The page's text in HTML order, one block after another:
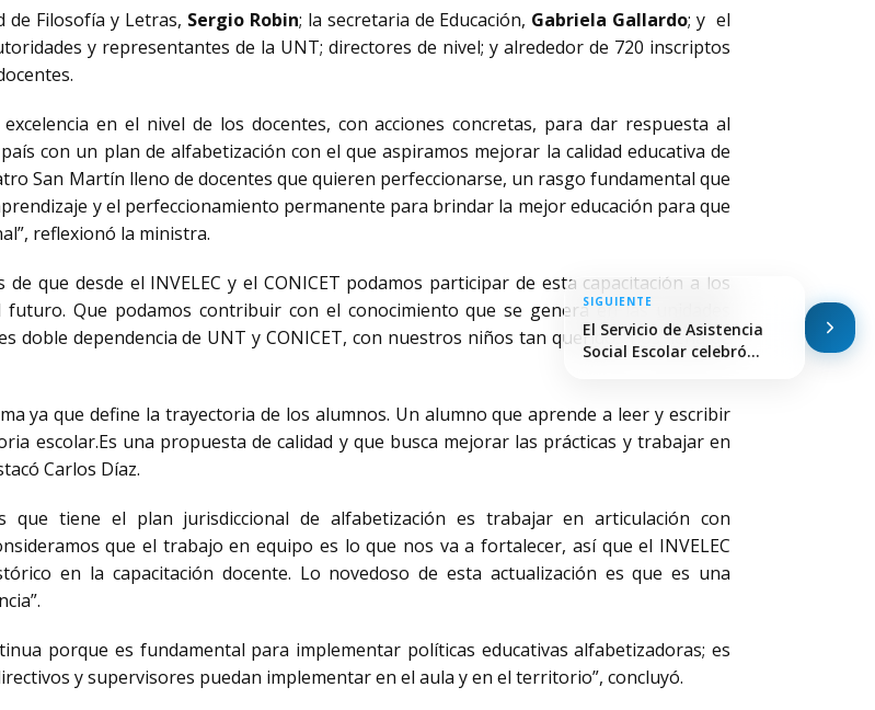
de Filosofía y Letras, Sergio Robin; la secretaria de Educación, Gabriela Gallardo; y el
y representantes de la UNT; directores de nivel; y alrededor de 720 inscriptos
en el nivel de los docentes, con acciones concretas, para dar respuesta al
con un plan de alfabetización con el que aspiramos mejorar la calidad educativa de
San Martín lleno de docentes que quieren perfeccionarse, un rasgo fundamental que
y el perfeccionamiento permanente para brindar la mejor educación para que
reflexionó la ministra.
que desde el INVELEC y el CONICET podamos participar de esta capacitación a los
Que podamos contribuir con el conocimiento que se genera en las unidades
doble dependencia de UNT y CONICET, con nuestros niños tan queridos nos llena de
ya que define la trayectoria de los alumnos. Un alumno que aprende a leer y escribir
escolar.Es una propuesta de calidad y que busca mejorar las prácticas y trabajar en
Carlos Díaz.
que tiene el plan jurisdiccional de alfabetización es trabajar en articulación con
que el trabajo en equipo es lo que nos va a fortalecer, así que el INVELEC
en la capacitación docente. Lo novedoso de esta actualización es que es una
porque es fundamental para implementar políticas educativas alfabetizadoras; es
y supervisores puedan implementar en el aula y en el territorio”, concluyó.
SIGUIENTE
El Servicio de Asistencia
Social Escolar celebró…